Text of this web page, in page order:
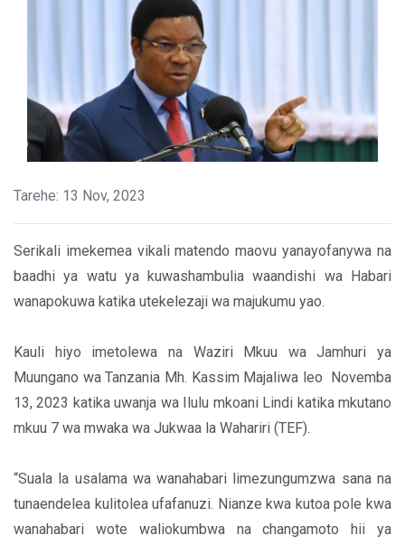
Tarehe: 13 Nov, 2023
Serikali imekemea vikali matendo maovu yanayofanywa na
baadhi ya watu ya kuwashambulia waandishi wa Habari
wanapokuwa katika utekelezaji wa majukumu yao.
Kauli hiyo imetolewa na Waziri Mkuu wa Jamhuri ya
Muungano wa Tanzania Mh. Kassim Majaliwa leo Novemba
13, 2023 katika uwanja wa Ilulu mkoani Lindi katika mkutano
mkuu 7 wa mwaka wa Jukwaa la Wahariri (TEF).
“Suala la usalama wa wanahabari limezungumzwa sana na
tunaendelea kulitolea ufafanuzi. Nianze kwa kutoa pole kwa
wanahabari wote waliokumbwa na changamoto hii ya